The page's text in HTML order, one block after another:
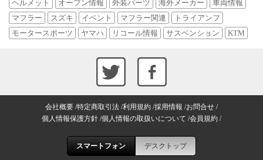
ヘルメット
オープン情報 外装パーツ 海外メーカー
車両情報
マフラー
スズキ イベント マフラー関連
トライアンフ
モータースポーツ
ヤマハ リコール情報 サスペンション KTM
会社概要 特定商取引法 利用規約 採用情報 お問合せ
個人情報保護方針 個人情報の取扱いについて 会員規約
スマートフォン デスクトップ